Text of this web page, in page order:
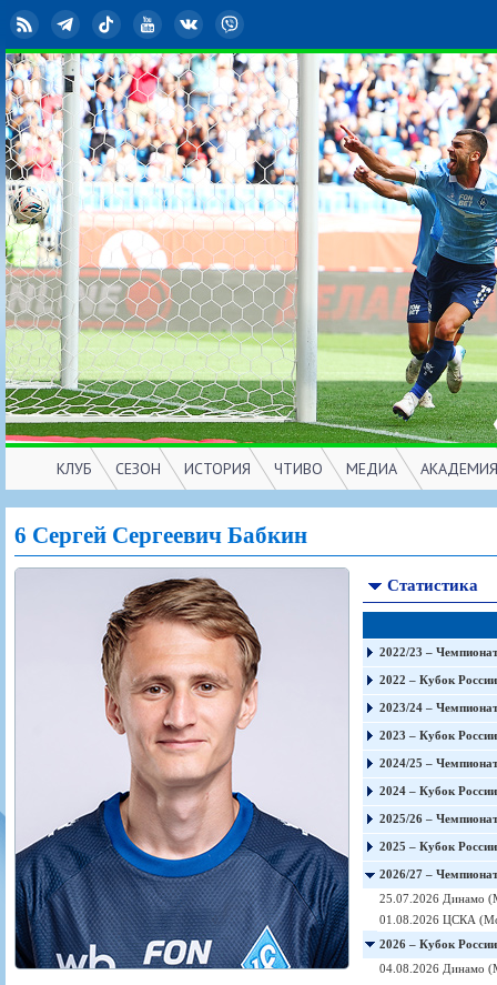
RSS TelegramTikTok YouTubeВКонтакте
КЛУБ
Игроки
Тренерско-административный состав
Руководство
Фонд поддержки
Контакты
Солидарность Самара Арена
Закупки
Вакансии
Документы
СЕЗОН
РПЛ
Календарь
Таблица
Шахматка
Статистика состава
Баланс матчей
FONBET Кубок России
Матчи
Молодежная команда
Календарь
Таблица
Шахматка
Статистика состава
Крылья Советов-2
Календарь
Таблица
Шахматка
ИСТОРИЯ
Чемпионат СССР
Кубок СССР
Чемпионат России
Кубок России
Лига Европы УЕФА
Кубок Интертото УЕФА
Молодежное первенство
Кубок Премьер-лиги
Кубок ФНЛ
Игроки
Ветераны
Стадион "Металлург"
ЧТИВО
Пресса
Книги
МЕДИА
Фото
Трансляции матчей
Прочее
АКАДЕМИЯ
6 Сергей Сергеевич Бабкин
Статистика
2022/23 –
2022 – Кубок России
2023/24 –
2023 – Кубок России
2024/25 –
2024 – Кубок России
2025/26 –
2025 – Кубок России
2026/27 –
25.07.2026 Динамо
01.08.2026 ЦСКА
2026 – Кубок России
04.08.2026 Динамо